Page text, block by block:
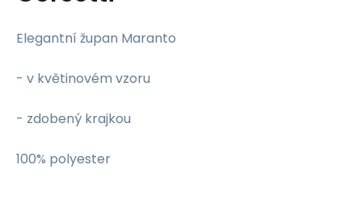
Elegantní župan Maranto
- v květinovém vzoru
- zdobený krajkou
100% polyester